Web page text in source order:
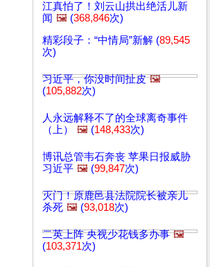
江真怕了！刘云山拱出绝活儿新
闻 🖼️ (368,846次)
精彩段子：“中情局”新解 (89,545
次)
习近平，你没时间扯皮 🖼️
(105,882次)
人永远解释不了的全球离奇事件
（上）
🖼️ (148,433次)
博讯总管韦石奔丧 苹果日报威胁
习近平 🖼️ (99,847次)
灭门！原鹿邑县法院院长被亲儿
杀死 🖼️ (93,018次)
二英上阵 央视少花钱多办事 🖼️
(103,371次)